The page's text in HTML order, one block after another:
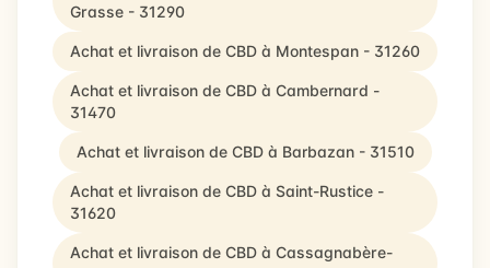
Grasse - 31290
Achat et livraison de CBD à Montespan - 31260
Achat et livraison de CBD à Cambernard -
31470
Achat et livraison de CBD à Barbazan - 31510
Achat et livraison de CBD à Saint-Rustice -
31620
Achat et livraison de CBD à Cassagnabère-